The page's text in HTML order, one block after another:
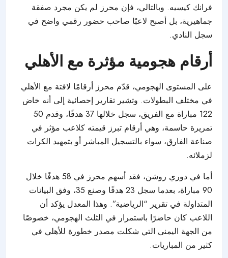
فرانك كيسيه. وبالتالي، فإن محرز لم يكن مجرد صفقة
جماهيرية، بل أصبح لاعبًا صاحب حضور رقمي واضح في
سجل النادي.
أرقام هجومية مؤثرة مع الأهلي
على المستوى الهجومي، قدّم محرز أرقامًا لافتة مع الأهلي
في مختلف البطولات. وتشير تقارير إحصائية إلى أنه خاض
122 مباراة مع الفريق، سجل خلالها 37 هدفًا، وقدم 50
تمريرة حاسمة، وهي أرقام تبرز قيمته كلاعب مؤثر في
صناعة الفارق، سواء بالتسجيل المباشر أو بتمهيد الكرات
لزملائه.
أما في دوري روشن، فقد أسهم محرز في 58 هدفًا خلال
90 مباراة، بعدما سجل 23 هدفًا وصنع 35، وفق البيانات
المتداولة في تقرير “الرياضية”. وهذا المعدل يؤكد أن
اللاعب كان حاضرًا باستمرار في الثلث الهجومي، خصوصًا
من الجهة اليمنى التي شكلت مصدر خطورة للأهلي في
كثير من المباريات.